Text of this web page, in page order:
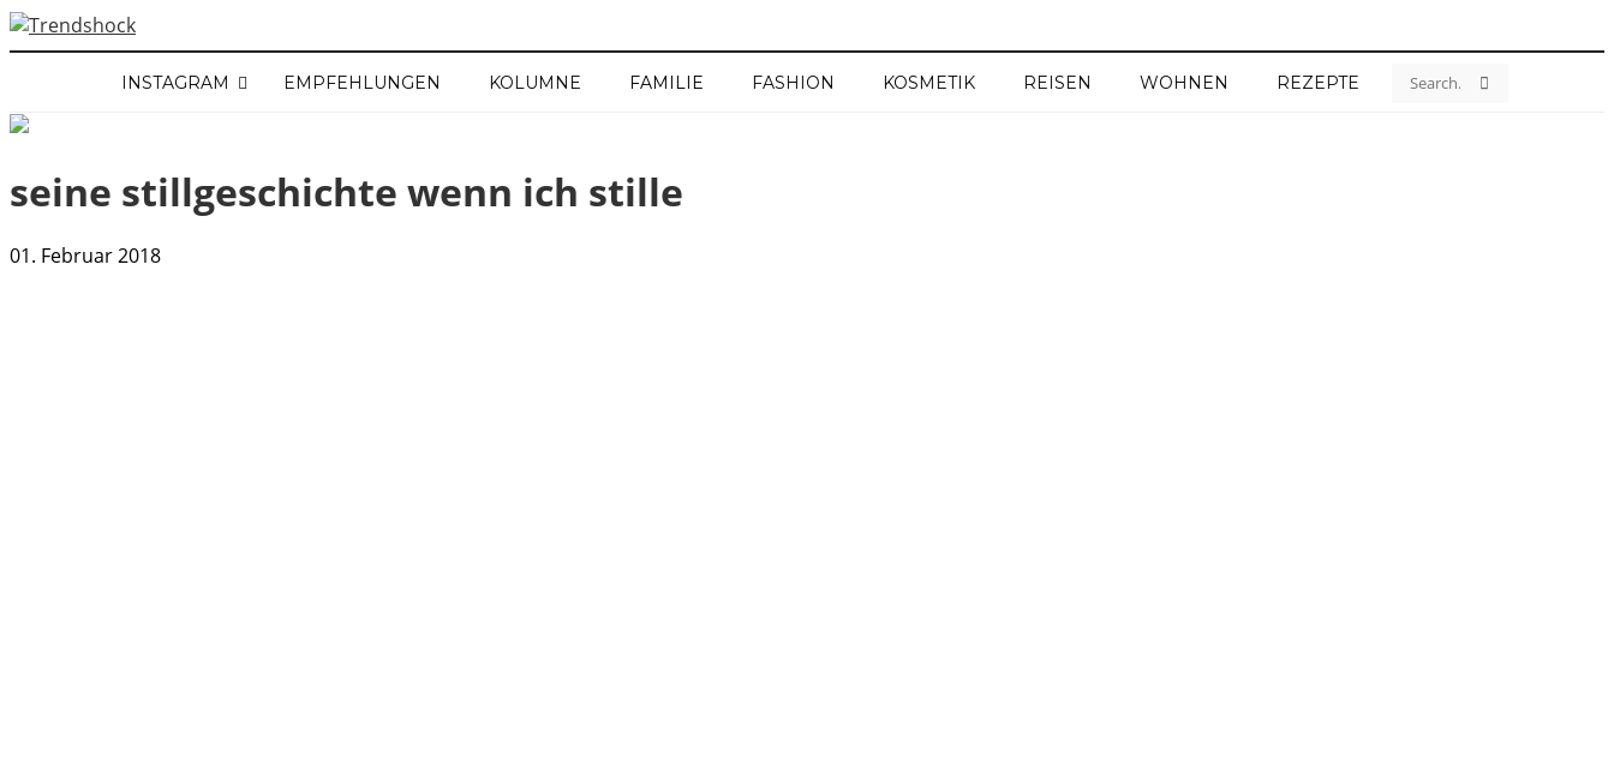
INSTAGRAM EMPFEHLUNGEN KOLUMNE FAMILIE FASHION KOSMETIK REISEN WOHNEN REZEPTE
seine stillgeschichte wenn ich stille
01. Februar 2018